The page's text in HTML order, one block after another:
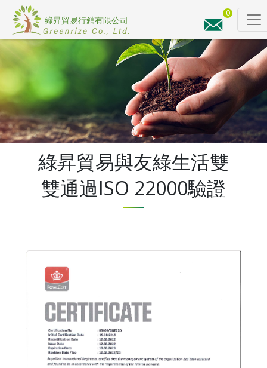
0
價
綠昇貿易與友綠生活雙
雙通過ISO 22000驗證